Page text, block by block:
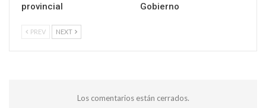
provincial
Gobierno
PREV NEXT
Los comentarios están cerrados.